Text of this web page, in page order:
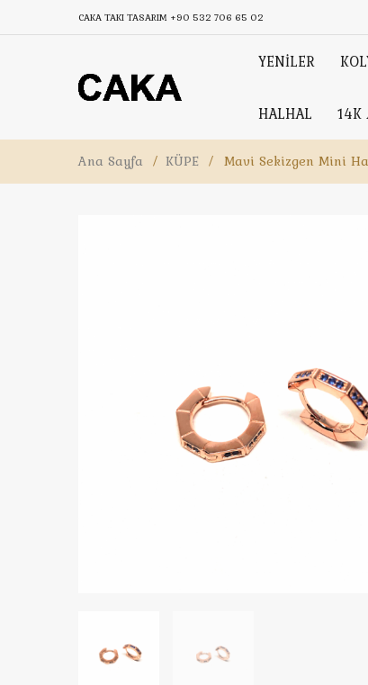
CAKA TAKI TASARIM +90 532 706 65 02
YENİLER
HALHAL 14K
Ana Sayfa / KÜPE / Mavi Sekizgen Mini